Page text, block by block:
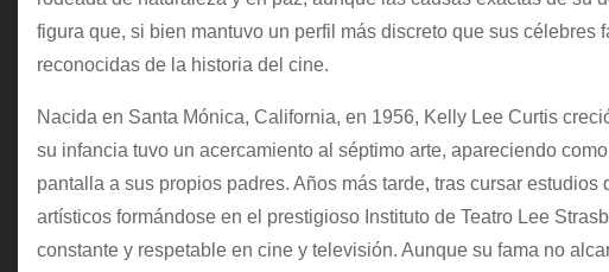
figura que, si bien mantuvo un perfil más discreto que sus
reconocidas de la historia del cine.
Nacida en Santa Mónica, California, en 1956, Kelly Lee Curtis
su infancia tuvo un acercamiento al séptimo arte, apareciendo
pantalla a sus propios padres. Años más tarde, tras cursar
artísticos formándose en el prestigioso Instituto de Teatro Lee
constante y respetable en cine y televisión. Aunque su fama no